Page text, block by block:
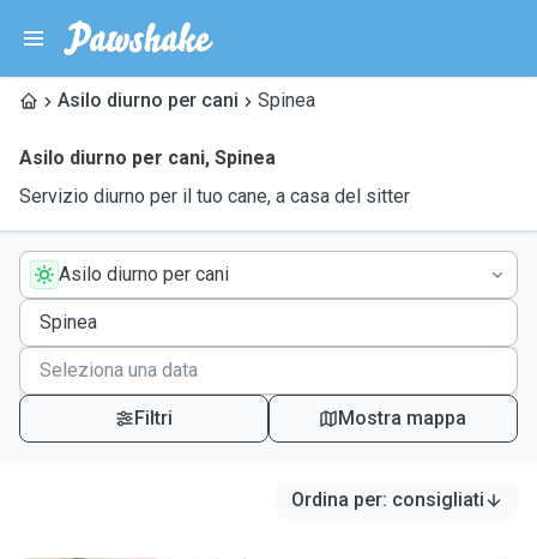
Asilo diurno per cani Spinea
Asilo diurno per cani, Spinea
Servizio diurno per il tuo cane, a casa del sitter
Asilo diurno per cani
Filtri Mostra mappa
Ordina per: consigliati